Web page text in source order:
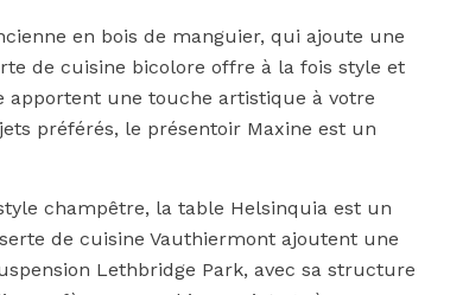
en bois de manguier, qui ajoute une
de cuisine bicolore offre à la fois style et
apportent une touche artistique à votre
préférés, le présentoir Maxine est un
champêtre, la table Helsinquia est un
de cuisine Vauthiermont ajoutent une
Lethbridge Park, avec sa structure